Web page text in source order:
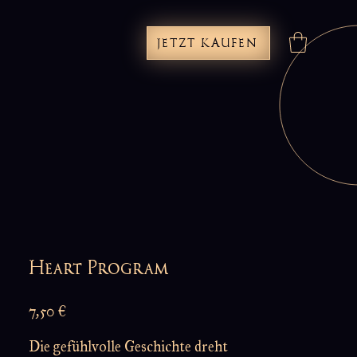
JETZT KAUFEN
Heart Program
7,50 €
Die gefühlvolle Geschichte dreht